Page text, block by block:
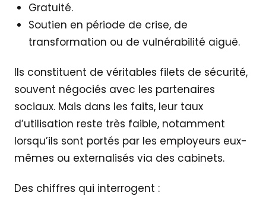
Gratuité.
Soutien en période de crise, de
transformation ou de vulnérabilité aiguë.
Ils constituent de véritables filets de sécurité,
souvent négociés avec les partenaires
sociaux. Mais dans les faits, leur taux
d’utilisation reste très faible, notamment
lorsqu’ils sont portés par les employeurs eux-
mêmes ou externalisés via des cabinets.
Des chiffres qui interrogent :